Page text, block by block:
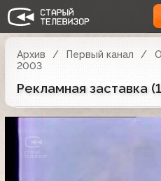
Архив Первый канал
2003
Рекламная заставка